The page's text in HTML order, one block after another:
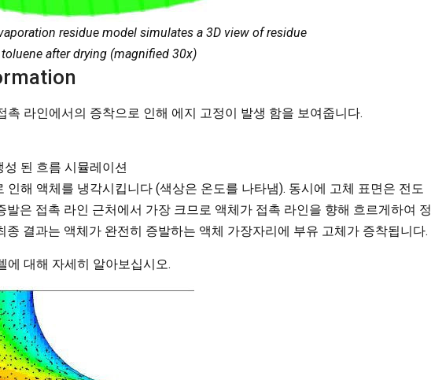
residue model simulates a 3D view of residue
after drying (magnified 30x)
촉 라인에서의 증착으로 인해 에지 고정이 발생 함을 보여줍니다.
된 흐름 시뮬레이션
인해 액체를 냉각시킵니다 (색상은 온도를 나타냄). 동시에 고체 표면은 전도
발은 접촉 라인 근처에서 가장 크므로 액체가 접촉 라인을 향해 흐르게하여 정
종 결과는 액체가 완전히 증발하는 액체 가장자리에 부유 고체가 증착됩니다.
에 대해 자세히 알아보십시오.